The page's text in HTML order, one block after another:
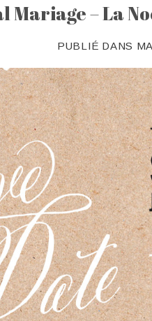
Mariage – La
PUBLIÉ DANS